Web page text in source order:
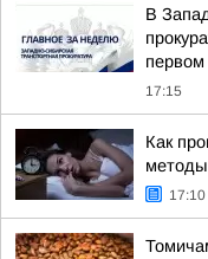
В
первом
17:15
Как
17:10